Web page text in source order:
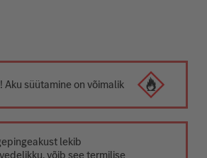
Aku süütamine on võimalik
lekib
võib see termilise